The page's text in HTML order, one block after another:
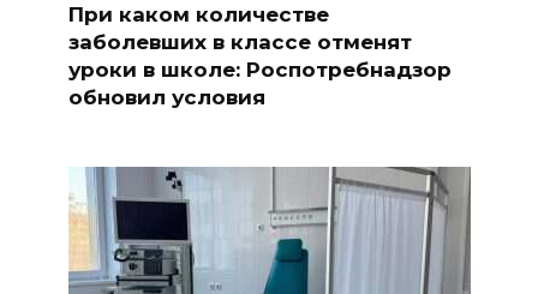
При каком количестве
заболевших в классе отменят
уроки в школе: Роспотребнадзор
обновил условия